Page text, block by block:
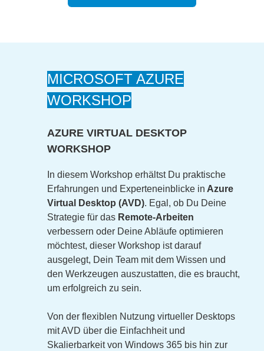
MICROSOFT AZURE
WORKSHOP
AZURE VIRTUAL DESKTOP
WORKSHOP
In diesem Workshop erhältst Du praktische
Erfahrungen und Experteneinblicke in Azure
Virtual Desktop (AVD). Egal, ob Du Deine
Strategie für das Remote-Arbeiten
verbessern oder Deine Abläufe optimieren
möchtest, dieser Workshop ist darauf
ausgelegt, Dein Team mit dem Wissen und
den Werkzeugen auszustatten, die es braucht,
um erfolgreich zu sein.
Von der flexiblen Nutzung virtueller Desktops
mit AVD über die Einfachheit und
Skalierbarkeit von Windows 365 bis hin zur